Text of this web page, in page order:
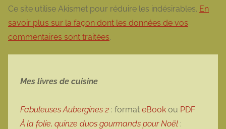
Ce site utilise Akismet pour réduire les indésirables. En
savoir plus sur la façon dont les données de vos
commentaires sont traitées.
Mes livres de cuisine
Fabuleuses Aubergines 2 : format eBook ou PDF
À la folie, quinze duos gourmands pour Noël :